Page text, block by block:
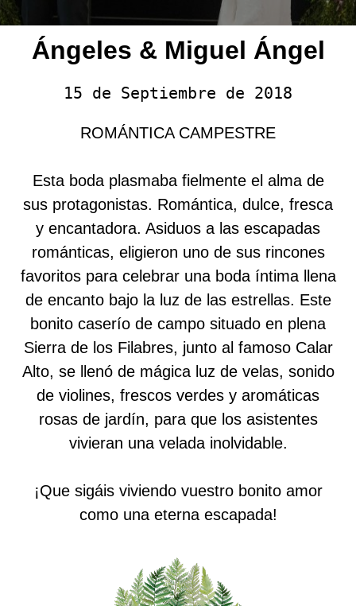
Ángeles & Miguel Ángel
15 de Septiembre de 2018
ROMÁNTICA CAMPESTRE
Esta boda plasmaba fielmente el alma de
sus protagonistas. Romántica, dulce, fresca
y encantadora. Asiduos a las escapadas
románticas, eligieron uno de sus rincones
favoritos para celebrar una boda íntima llena
de encanto bajo la luz de las estrellas. Este
bonito caserío de campo situado en plena
Sierra de los Filabres, junto al famoso Calar
Alto, se llenó de mágica luz de velas, sonido
de violines, frescos verdes y aromáticas
rosas de jardín, para que los asistentes
vivieran una velada inolvidable.
¡Que sigáis viviendo vuestro bonito amor
como una eterna escapada!